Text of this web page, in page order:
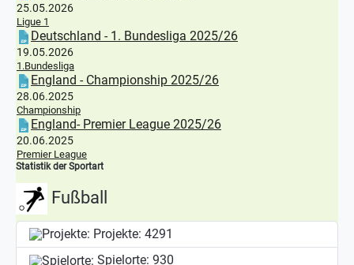
25.05.2026
Ligue 1
Deutschland - 1. Bundesliga 2025/26
19.05.2026
1.Bundesliga
England - Championship 2025/26
28.06.2025
Championship
England- Premier League 2025/26
20.06.2025
Premier League
Statistik der Sportart
Fußball
Projekte: 4291
Spielorte: 930